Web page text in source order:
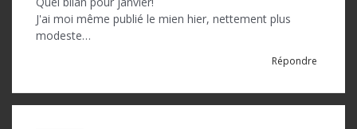
’
a
J'ai moi même publié le mien hier, nettement plus
modeste…
Répondre